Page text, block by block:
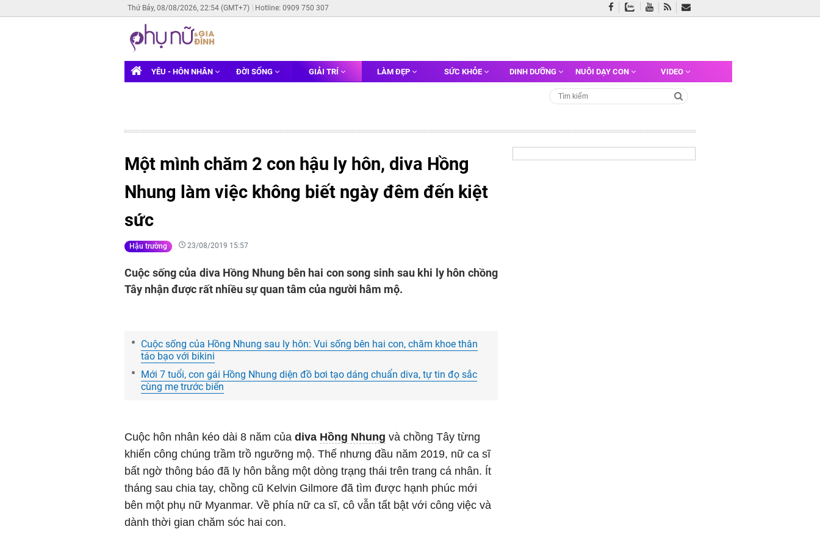
Thứ Bảy, 08/08/2026, 22:54 (GMT+7) Hotline: 0909 750 307
YÊU - HÔN NHÂN ĐỜI SỐNG GIẢI TRÍ LÀM ĐẸP SỨC KHỎE DINH DƯỠNG NUÔI DẠY CON VIDEO
Một mình chăm 2 con hậu ly hôn, diva Hồng
Nhung làm việc không biết ngày đêm đến kiệt
sức
Hậu trường 23/08/2019 15:57
Cuộc sống của diva Hồng Nhung bên hai con song sinh sau khi ly hôn chồng
Tây nhận được rất nhiều sự quan tâm của người hâm mộ.
Cuộc sống của Hồng Nhung sau ly hôn: Vui sống bên hai con, chăm khoe thân
táo bạo với bikini
Mới 7 tuổi, con gái Hồng Nhung diện đồ bơi tạo dáng chuẩn diva, tự tin đọ sắc
cùng mẹ trước biển
Cuộc hôn nhân kéo dài 8 năm của diva Hồng Nhung và chồng Tây từng
khiến công chúng trầm trồ ngưỡng mộ. Thế nhưng đầu năm 2019, nữ ca sĩ
bất ngờ thông báo đã ly hôn bằng một dòng trạng thái trên trang cá nhân. Ít
tháng sau chia tay, chồng cũ Kelvin Gilmore đã tìm được hạnh phúc mới
bên một phụ nữ Myanmar. Về phía nữ ca sĩ, cô vẫn tất bật với công việc và
dành thời gian chăm sóc hai con.